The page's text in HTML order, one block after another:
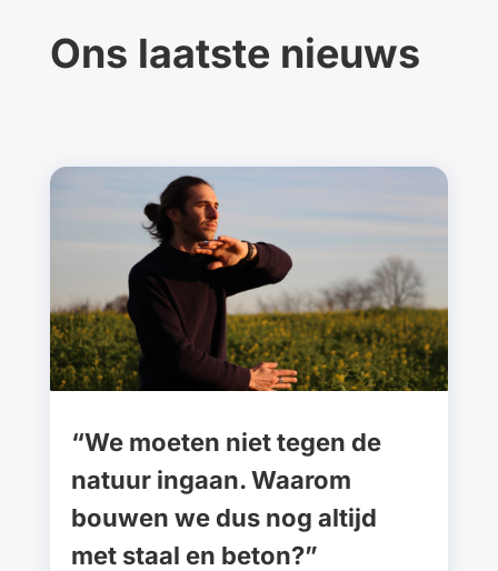
Ons laatste nieuws
“We moeten niet tegen de
natuur ingaan. Waarom
bouwen we dus nog altijd
met staal en beton?”